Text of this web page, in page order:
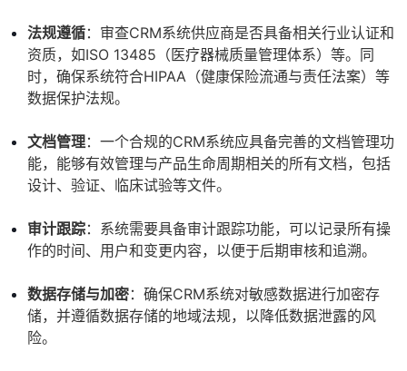
法规遵循：审查CRM系统供应商是否具备相关行业认证和
资质，如ISO 13485（医疗器械质量管理体系）等。同
时，确保系统符合HIPAA（健康保险流通与责任法案）等
数据保护法规。
文档管理：一个合规的CRM系统应具备完善的文档管理功
能，能够有效管理与产品生命周期相关的所有文档，包括
设计、验证、临床试验等文件。
审计跟踪：系统需要具备审计跟踪功能，可以记录所有操
作的时间、用户和变更内容，以便于后期审核和追溯。
数据存储与加密：确保CRM系统对敏感数据进行加密存
储，并遵循数据存储的地域法规，以降低数据泄露的风
险。